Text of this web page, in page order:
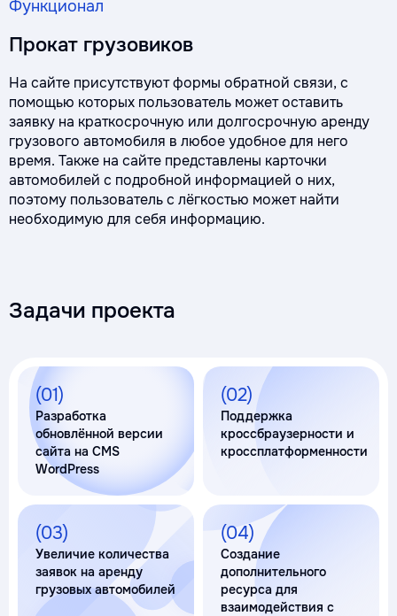
Функционал
Прокат грузовиков
На сайте присутствуют формы обратной связи, с
помощью которых пользователь может оставить
заявку на краткосрочную или долгосрочную аренду
грузового автомобиля в любое удобное для него
время. Также на сайте представлены карточки
автомобилей с подробной информацией о них,
поэтому пользователь с лёгкостью может найти
необходимую для себя информацию.
Задачи проекта
(01)
Разработка
обновлённой версии
сайта на CMS
WordPress
(02)
Поддержка
кроссбраузерности и
кроссплатформенности
(03)
Увеличие количества
заявок на аренду
грузовых автомобилей
(04)
Создание
дополнительного
ресурса для
взаимодействия с